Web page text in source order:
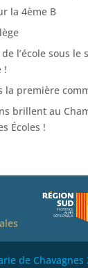
la 4ème B
l’école sous le
!
la première
brillent au
Écoles !
de Chavagnes